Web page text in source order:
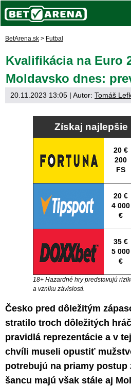
BetArena.sk > Futbal
Kvalifikácia na Euro
Moldavsko dnes:
20.11.2023 13:05 | Autor: Tomáš
Získaj najlepšie
20 €
200
FS
20 €
4 000
€
35 €
5 000
€
18+ Hazardné hry predstavujú
a vzniku závislosti.
Česko pred dôležitým
stratilo troch dôležitých
pravidlá reprezentácie a v
chvíli museli opustiť
potrebujú na priamy
šancu majú však stále aj